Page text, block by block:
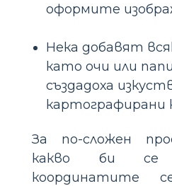
оформите
Нека добавят
като очи или
създадоха
картографирани
За по-сложен
какво би се
координатите